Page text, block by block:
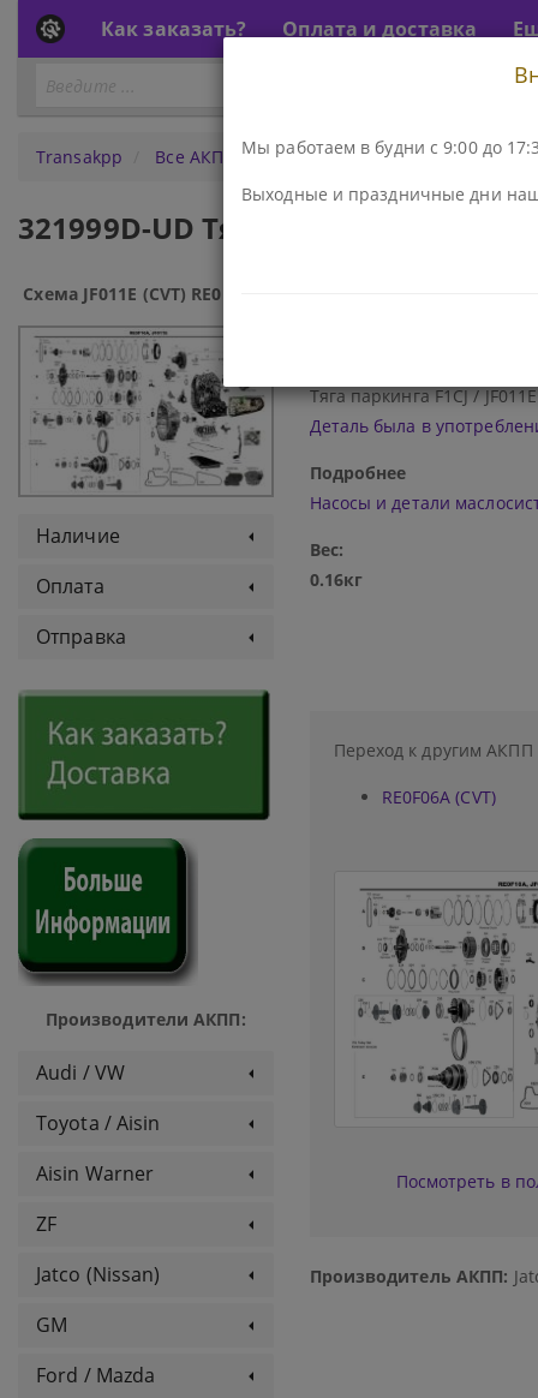
Как заказать? Оплата и доставка
Transakpp Все АКПП JF011E (CVT) RE0F10A
321999D-UD Тяга паркинга f1cj /
Схема JF011E (CVT) RE0F10A:
Наличие
Оплата
Отправка
Производители АКПП:
Audi / VW
Toyota / Aisin
Aisin Warner
ZF
Jatco (Nissan)
GM
Ford / Mazda
Тяга паркинга F1CJ /
Деталь была в
Подробнее
Насосы и детали
Вес:
0.16кг
Переход к другим
RE0F06A (CVT)
Посмотреть в
Производитель АКПП:
Мы работаем в будни с 9:00 до
Выходные и праздничные дни